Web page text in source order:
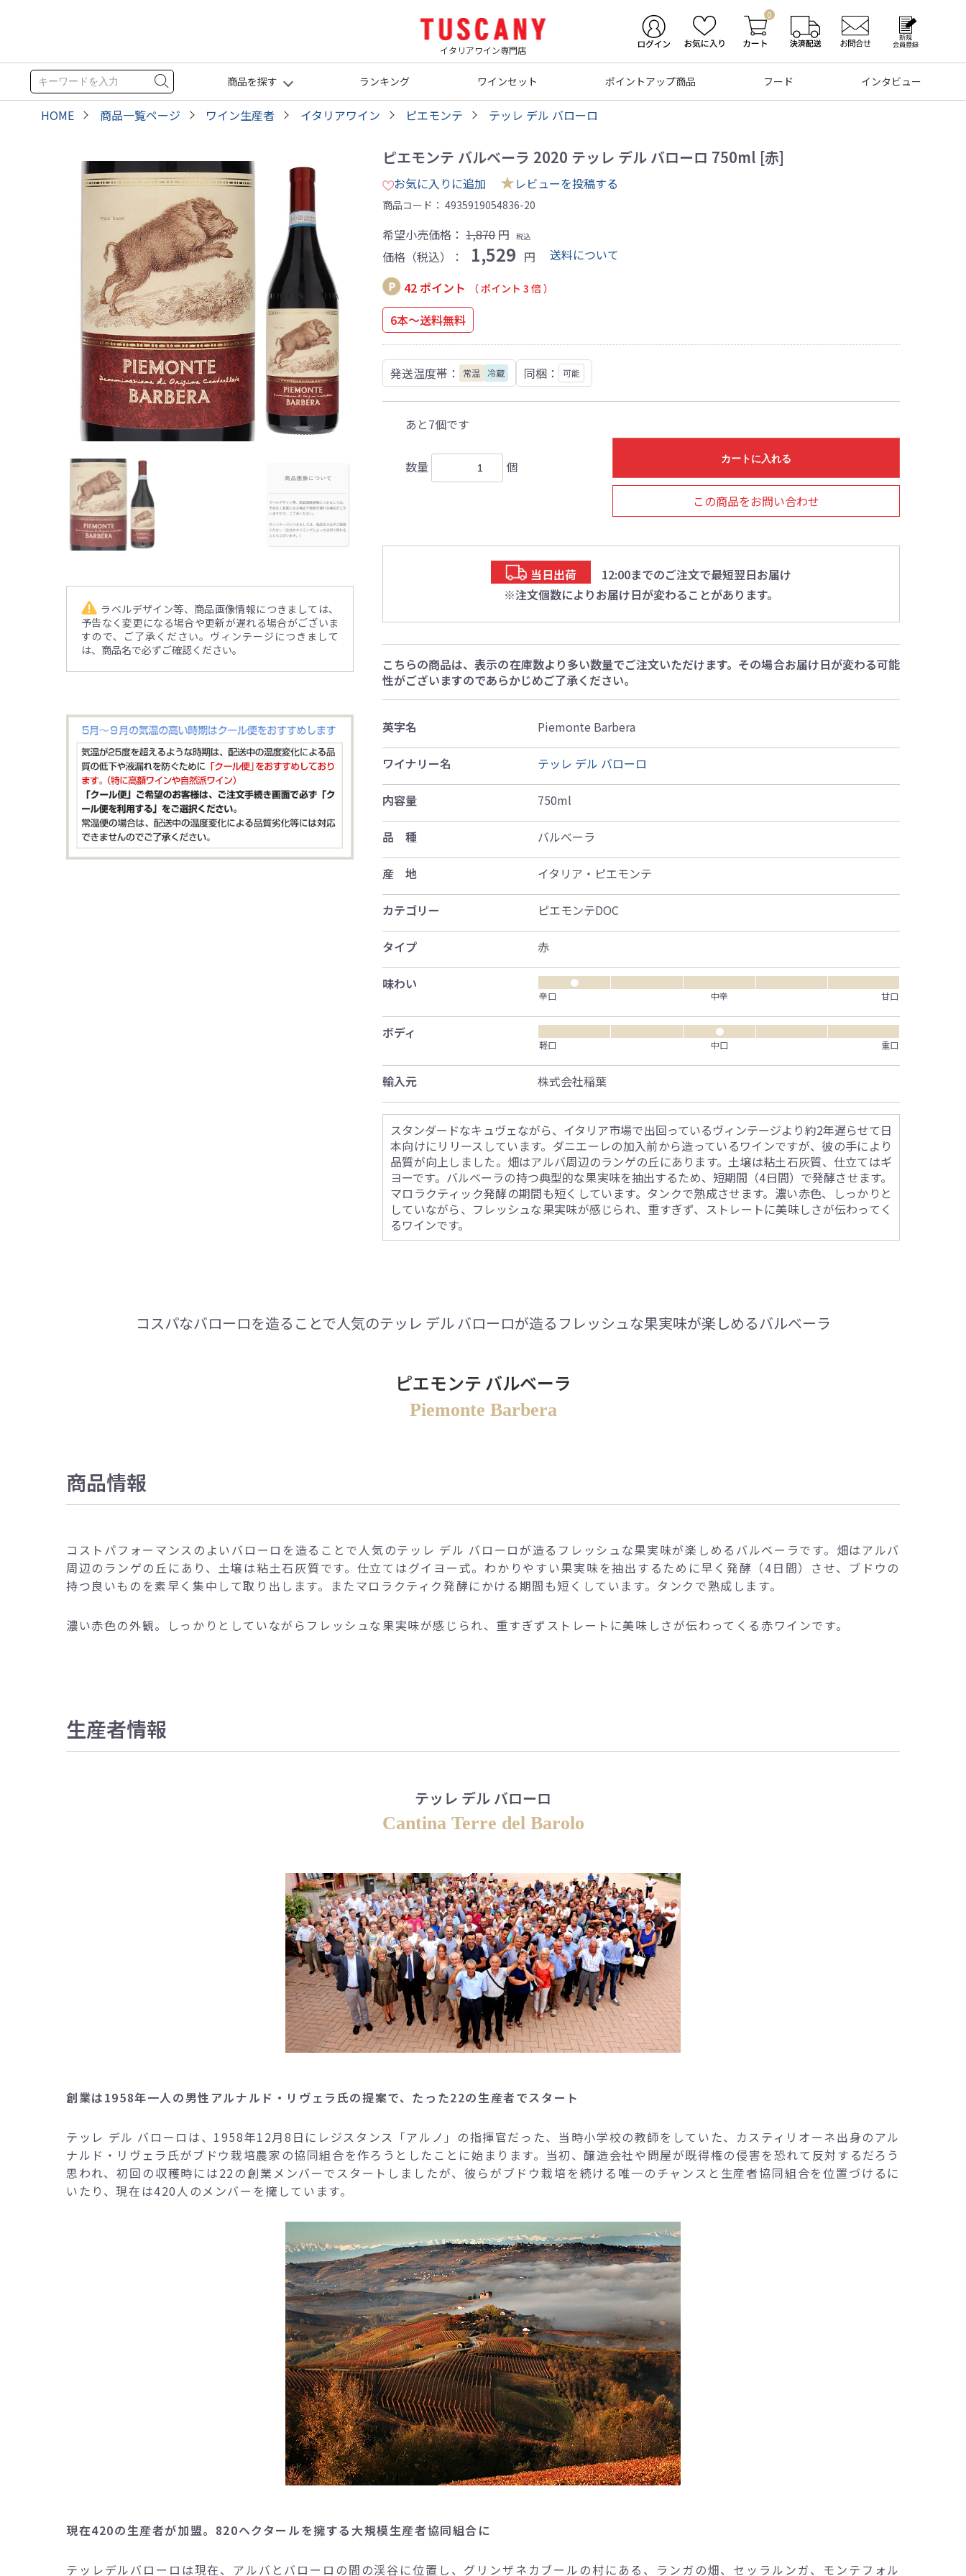
イタリアワイン専門店
0
商品を探す ランキング ワインセット ポイントアップ商品 フード インタビュー
HOME 商品一覧ページ ワイン生産者 イタリアワイン ピエモンテ テッレ デル バローロ
ラベルデザイン等、商品画像情報につきましては、
予告なく変更になる場合や更新が遅れる場合がございま
すので、ご了承ください。ヴィンテージにつきまして
は、商品名で必ずご確認ください。
ピエモンテ バルベーラ 2020 テッレ デル バローロ 750ml [赤]
お気に入りに追加 ★レビューを投稿する
商品コード： 4935919054836-20
希望小売価格： 1,870 円 税込
価格（税込）： 1,529 円
送料について
42 ポイント
（ ポイント 3 倍 ）
6本～送料無料
発送温度帯： 常温 冷蔵 同梱： 可能
あと7個です
数量 個 カートに入れる
この商品をお問い合わせ
当日出荷
12:00までのご注文で最短翌日お届け
※注文個数によりお届け日が変わることがあります。
こちらの商品は、表示の在庫数より多い数量でご注文いただけます。その場合お届け日が変わる可能
性がございますのであらかじめご了承ください。
英字名 Piemonte Barbera
ワイナリー名 テッレ デル バローロ
内容量 750ml
品 種 バルべーラ
産 地 イタリア・ピエモンテ
カテゴリー ピエモンテDOC
タイプ 赤
味わい
●
辛口
中辛 甘口
ボディ
●
軽口
中口 重口
輸入元 株式会社稲葉
スタンダードなキュヴェながら、イタリア市場で出回っているヴィンテージより約2年遅らせて日
本向けにリリースしています。ダニエーレの加入前から造っているワインですが、彼の手により
品質が向上しました。畑はアルバ周辺のランゲの丘にあります。土壌は粘土石灰質、仕立てはギ
ヨーです。バルベーラの持つ典型的な果実味を抽出するため、短期間（4日間）で発酵させます。
マロラクティック発酵の期間も短くしています。タンクで熟成させます。濃い赤色、しっかりと
していながら、フレッシュな果実味が感じられ、重すぎず、ストレートに美味しさが伝わってく
るワインです。
コスパなバローロを造ることで人気のテッレ デル バローロが造るフレッシュな果実味が楽しめるバルベーラ
ピエモンテ バルベーラ
Piemonte Barbera
商品情報
コストパフォーマンスのよいバローロを造ることで人気のテッレ デル バローロが造るフレッシュな果実味が楽しめるバルベーラです。畑はアルバ
周辺のランゲの丘にあり、土壌は粘土石灰質です。仕立てはグイヨー式。わかりやすい果実味を抽出するために早く発酵（4日間）させ、ブドウの
持つ良いものを素早く集中して取り出します。またマロラクティク発酵にかける期間も短くしています。タンクで熟成します。
濃い赤色の外観。しっかりとしていながらフレッシュな果実味が感じられ、重すぎずストレートに美味しさが伝わってくる赤ワインです。
生産者情報
テッレ デル バローロ
Cantina Terre del Barolo
創業は1958年一人の男性アルナルド・リヴェラ氏の提案で、たった22の生産者でスタート
テッレ デル バローロは、1958年12月8日にレジスタンス「アルノ」の指揮官だった、当時小学校の教師をしていた、カスティリオーネ出身のアル
ナルド・リヴェラ氏がブドウ栽培農家の協同組合を作ろうとしたことに始まります。当初、醸造会社や問屋が既得権の侵害を恐れて反対するだろう
思われ、初回の収穫時には22の創業メンバーでスタートしましたが、彼らがブドウ栽培を続ける唯一のチャンスと生産者協同組合を位置づけるに
いたり、現在は420人のメンバーを擁しています。
現在420の生産者が加盟。820ヘクタールを擁する大規模生産者協同組合に
テッレデルバローロは現在、アルバとバローロの間の渓谷に位置し、グリンザネカブールの村にある、ランガの畑、セッラルンガ、モンテフォル